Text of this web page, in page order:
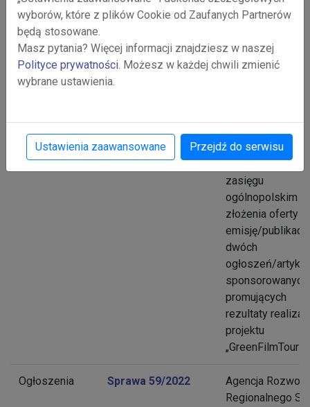
finansową
albo wskutek
agresji Rosji na
Regionalnego
zaprasza
wydawnictwa o
zasięgu
ogólnopolskim
złożenia oferty
emisję/publikację
dwóch
ogłoszeń/
sponsorowanych
promujących
rezultaty
projektu
Ogłoszenia Sprawa 59/2022
Agencja Rozwoju
Regionalnego
wyborów, które z plików Cookie od Zaufanych Partnerów
będą stosowane.
Masz pytania? Więcej informacji znajdziesz w naszej
Polityce prywatności. Możesz w każdej chwili zmienić
wybrane ustawienia.
Ustawienia zaawansowane Przejdź do serwisu